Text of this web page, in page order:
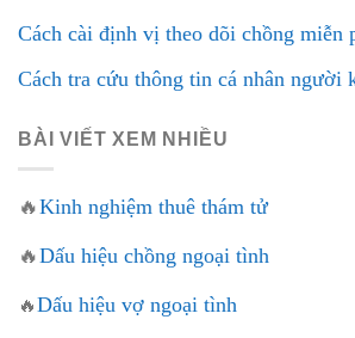
Cách cài định vị theo dõi chồng miễn
Cách tra cứu thông tin cá nhân người
BÀI VIẾT XEM NHIỀU
🔥Kinh nghiệm thuê thám tử
🔥Dấu hiệu chồng ngoại tình
🔥Dấu hiệu vợ ngoại tình